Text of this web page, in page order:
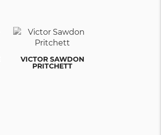
VICTOR SAWDON
PRITCHETT